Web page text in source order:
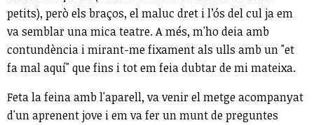
petits), però els braços, el maluc dret i l’ós del cul ja em
va semblar una mica teatre. A més, m'ho deia amb
contundència i mirant-me fixament als ulls amb un "et
fa mal aquí" que fins i tot em feia dubtar de mi mateixa.
Feta la feina amb l'aparell, va venir el metge acompanyat
d'un aprenent jove i em va fer un munt de preguntes